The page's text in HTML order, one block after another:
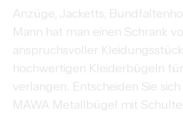
Anzüge, Jacketts,
Mann hat man einen Schrank
anspruchsvoller
hochwertigen Kleiderbügeln
verlangen. Entscheiden Sie
MAWA Metallbügel mit